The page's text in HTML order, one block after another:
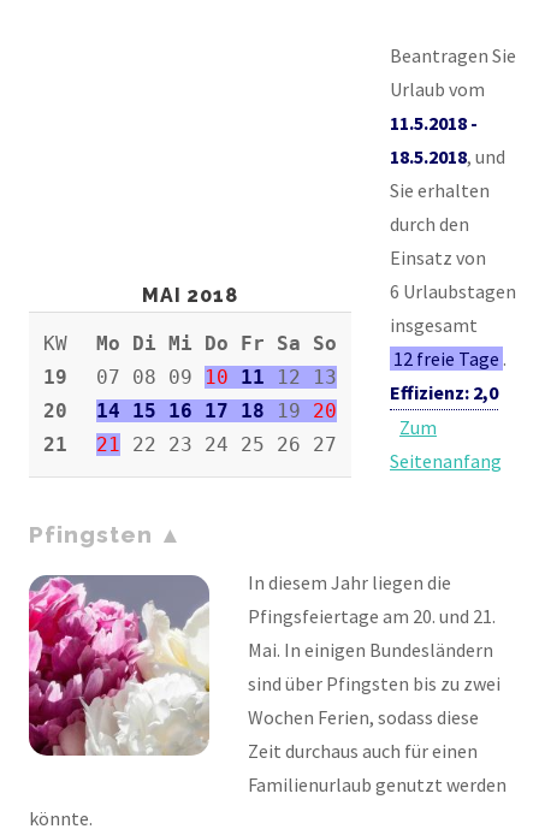
MAI 2018
KW
19
20
21
Mo Di Mi Do Fr Sa So
07 08 09
10 11 12 13
14 15 16
17 18 19 20
21 22 23 24 25 26 27
Beantragen Sie
Urlaub vom
11.5.2018 -
18.5.2018, und
Sie erhalten
durch den
Einsatz von
6 Urlaubstagen
insgesamt
12 freie Tage .
Effizienz: 2,0
Zum
Seitenanfang
Pfingsten
In diesem Jahr liegen die
Pfingsfeiertage am 20. und 21.
Mai. In einigen Bundesländern
sind über Pfingsten bis zu zwei
Wochen Ferien, sodass diese
Zeit durchaus auch für einen
Familienurlaub genutzt werden
könnte.